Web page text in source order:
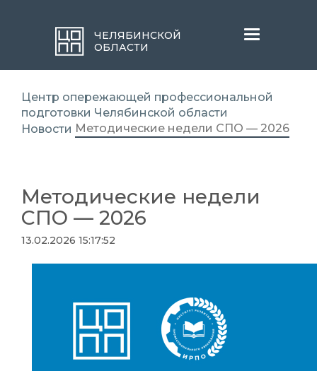
ЧЕЛЯБИНСКОЙ
ОБЛАСТИ
Меню
Центр опережающей профессиональной
подготовки Челябинской области
Новости Методические недели СПО — 2026
Методические недели
СПО — 2026
13.02.2026 15:17:52